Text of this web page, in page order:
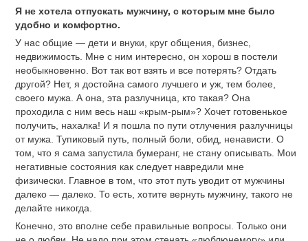
Я не хотела отпускать мужчину, с которым мне было
удобно и комфортно.
У нас общие — дети и внуки, круг общения, бизнес,
недвижимость. Мне с ним интересно, он хорош в постели
необыкновенно. Вот так вот взять и все потерять? Отдать
другой? Нет, я достойна самого лучшего и уж, тем более,
своего мужа. А она, эта разлучница, кто такая? Она
проходила с ним весь наш «крым-рым»? Хочет готовенькое
получить, нахалка! И я пошла по пути отлучения разлучницы
от мужа. Тупиковый путь, полный боли, обид, ненависти. О
том, что я сама запустила бумеранг, не стану описывать. Мои
негативные состояния как следует навредили мне
физически. Главное в том, что этот путь уводит от мужчины
далеко — далеко. То есть, хотите вернуть мужчину, такого не
делайте никогда.
Конечно, это вполне себе правильные вопросы. Только они